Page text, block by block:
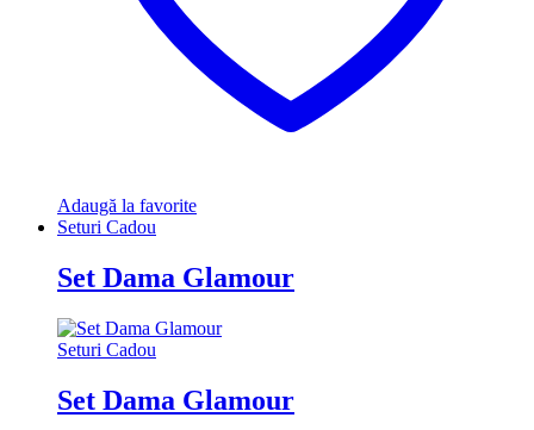
Adaugă la favorite
Seturi Cadou
Set Dama Glamour
Seturi Cadou
Set Dama Glamour